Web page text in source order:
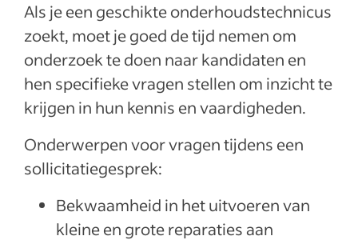
Als je een geschikte onderhoudstechnicus
zoekt, moet je goed de tijd nemen om
onderzoek te doen naar kandidaten en
hen specifieke vragen stellen om inzicht te
krijgen in hun kennis en vaardigheden.
Onderwerpen voor vragen tijdens een
sollicitatiegesprek:
Bekwaamheid in het uitvoeren van
kleine en grote reparaties aan